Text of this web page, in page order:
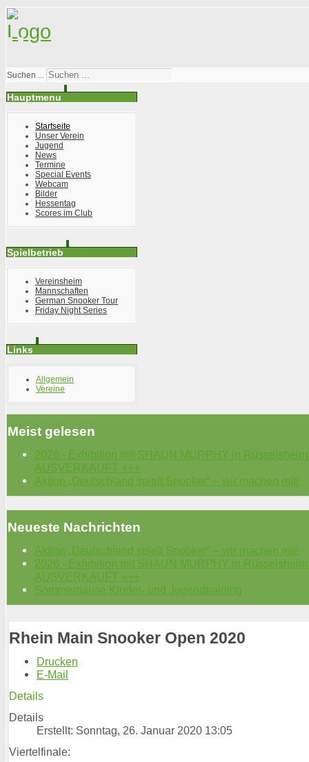
Suchen ...
Hauptmenu
Startseite
Unser Verein
Jugend
News
Termine
Special Events
Webcam
Bilder
Hessentag
Scores im Club
Spielbetrieb
Vereinsheim
Mannschaften
German Snooker Tour
Friday Night Series
Links
Allgemein
Vereine
Meist gelesen
2026 - Exhibition mit SHAUN MURPHY in Rüsselsheim
AUSVERKAUFT +++
Aktion „Deutschland spielt Snooker“ – wir machen mit!
Neueste Nachrichten
Aktion „Deutschland spielt Snooker“ – wir machen mit!
2026 - Exhibition mit SHAUN MURPHY in Rüsselsheim
AUSVERKAUFT +++
Sommerpause Kinder- und Jugendtraining
Rhein Main Snooker Open 2020
Drucken
E-Mail
Details
Details
Erstellt: Sonntag, 26. Januar 2020 13:05
Viertelfinale: